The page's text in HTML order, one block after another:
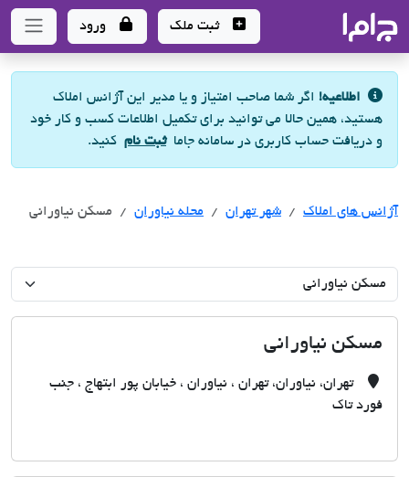
- سامانه جامع املاک و مشاورین املاک
ثبت ملک ورود
اطلاعیه! اگر شما صاحب امتیاز و یا مدیر این آژانس املاک
هستید، همین حالا می توانید برای تکمیل اطلاعات کسب و کار خود
و دریافت حساب کاربری در سامانه جاماثبت نام کنید.
آژانس های املاک آژانس های املاک
شهر تهران آژانس های املاک
محله نیاوران مسکن نیاورانی
مسکن نیاورانی
تهران، نیاوران، تهران ، نیاوران ، خیابان پور ابتهاج ، جنب
فورد تاک